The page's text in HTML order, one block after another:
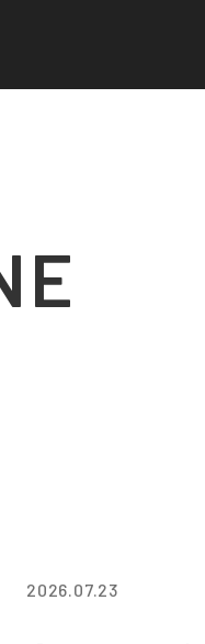
2026.07.23